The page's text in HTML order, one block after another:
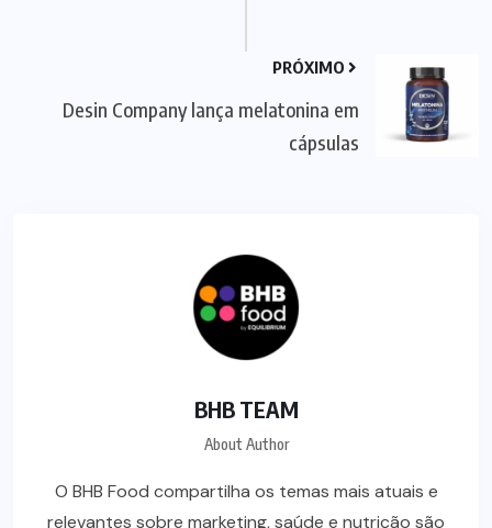
PRÓXIMO
Desin Company lança melatonina em
cápsulas
BHB TEAM
About Author
O BHB Food compartilha os temas mais atuais e
relevantes sobre marketing, saúde e nutrição são